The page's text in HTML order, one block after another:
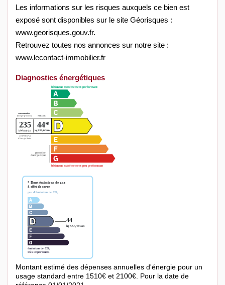
Les informations sur les risques auxquels ce bien est
exposé sont disponibles sur le site Géorisques :
www.georisques.gouv.fr.
Retrouvez toutes nos annonces sur notre site :
www.lecontact-immobilier.fr
Diagnostics énergétiques
Montant estimé des dépenses annuelles d'énergie pour un
usage standard entre 1510€ et 2100€. Pour la date de